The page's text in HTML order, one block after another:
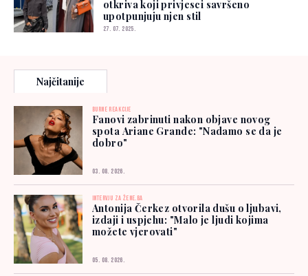
otkriva koji privjesci savršeno
upotpunjuju njen stil
27. 07. 2025.
Najčitanije
BURNE REAKCIJE
Fanovi zabrinuti nakon objave novog
spota Ariane Grande: "Nadamo se da je
dobro"
03. 08. 2026.
INTERVJU ZA ŽENE.BA
Antonija Čerkez otvorila dušu o ljubavi,
izdaji i uspjehu: "Malo je ljudi kojima
možete vjerovati"
05. 08. 2026.